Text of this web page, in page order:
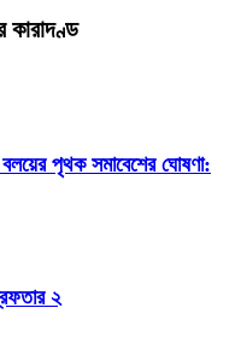
কারাদণ্ড
পৃথক সমাবেশের ঘোষণা:
২